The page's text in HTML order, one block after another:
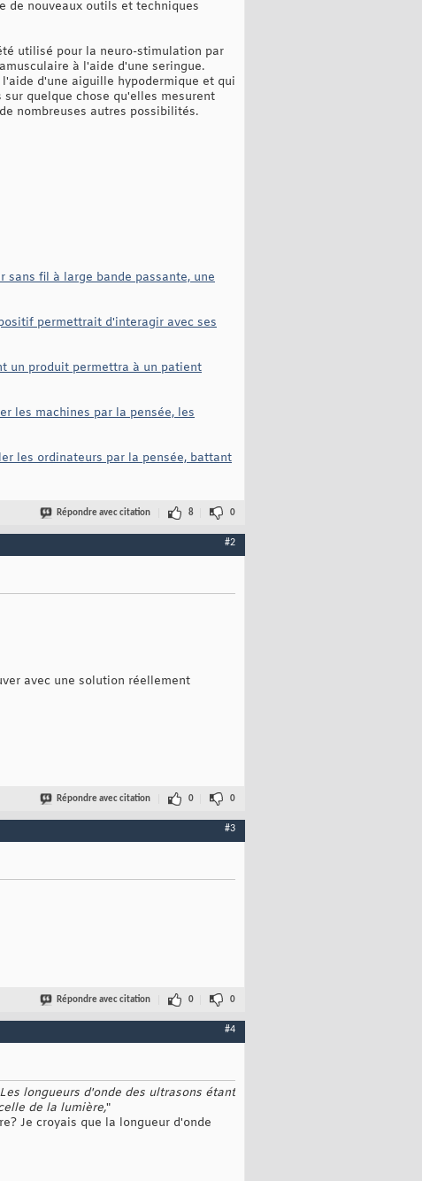
de nouveaux outils et techniques
utilisé pour la neuro-stimulation par
à l'aide d'une seringue.
d'une aiguille hypodermique et qui
quelque chose qu'elles mesurent
nombreuses autres possibilités.
fil à large bande passante, une
permettrait d'interagir avec ses
un produit permettra à un patient
les machines par la pensée, les
les ordinateurs par la pensée, battant
Répondre avec citation 8 0
#2
avec une solution réellement
Répondre avec citation 0 0
#3
Répondre avec citation 0 0
#4
longueurs d'onde des ultrasons étant
de la lumière,"
Je croyais que la longueur d'onde